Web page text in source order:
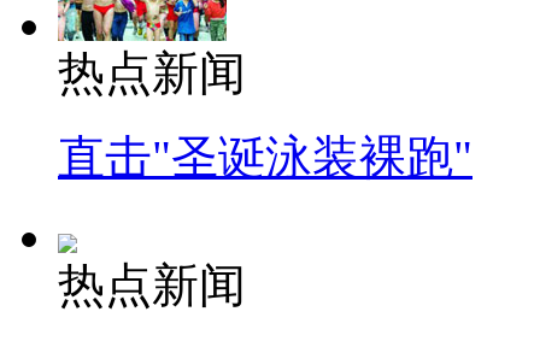
热点新闻
直击"圣诞泳装裸跑"
热点新闻